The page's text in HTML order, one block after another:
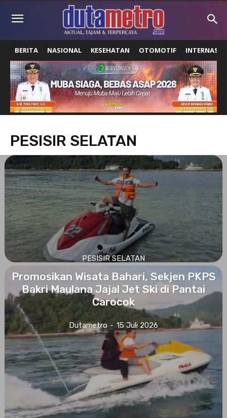
BERITA NASIONAL KESEHATAN OTOMOTIF
PESISIR SELATAN
PESISIR SELATAN
Promosikan Wisata Bahari, Sekjen PKPS
Bakri Maulana Jajal Jet Ski di Pantai
Carocok
Dutametro - 15 Juli 2026